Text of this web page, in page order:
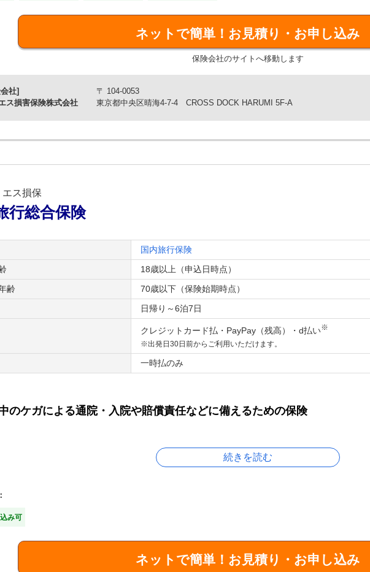
LINE電話で海外サポートセンターへ無料通話OK！24時間365日日本語で
ネットで簡単！ お見積り・お申し込み
保険会社のサイトへ移動します
社]
ス損害保険株式会社
〒 104-0053
東京都中央区晴海4-7-4 CROSS DOCK HARUMI 5F-A
エス損保
行総合保険
国内旅行保険
18歳以上（申込日時点）
齢
70歳以下（保険始期時点）
日帰り～6泊7日
クレジットカード払・PayPay（残高）・d払い※
※出発日30日前からご利用いただけます。
一時払のみ
のケガによる通院・入院や賠償責任などに備えるための保険
ネット完結でらくらく申し込み！出発当日までご契約可能！
日帰り～6泊7日までの旅行に対応！キャンプや海水浴でもOK！
続きを読む
み可
ネットで簡単！ お見積り・お申し込み